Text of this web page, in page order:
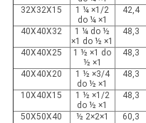
32X32X15
1 ¼ ×1/2
do ¼ ×1
42,4
40X40X32
1 ¼ do ½
×1 do ½ ×1
48,3
40X40X25
1 ½ ×1 do
½ ×1
48,3
40X40X20
1 ½ ×3/4
do ½ ×1
48,3
10X40X15
1 ½ ×1/2
do ½ ×1
48,3
50X50X40 ½ 2×2×1 60,3